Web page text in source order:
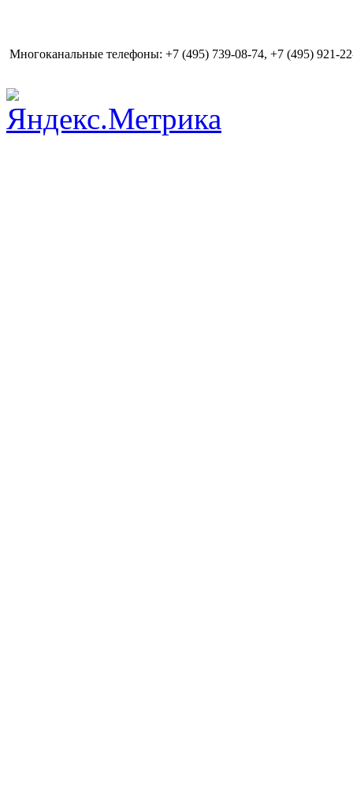
Многоканальные телефоны: +7 (495) 739-08-74, +7 (495) 921-